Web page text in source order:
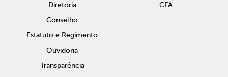
Diretoria
Conselho
Estatuto e Regimento
Ouvidoria
Transparência
CFA